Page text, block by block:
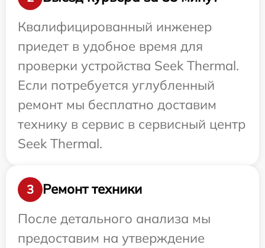
Квалифицированный инженер
приедет в удобное время для
проверки устройства Seek Thermal.
Если потребуется углубленный
ремонт мы бесплатно доставим
технику в сервис в сервисный центр
Seek Thermal.
3
Ремонт техники
После детального анализа мы
предоставим на утверждение